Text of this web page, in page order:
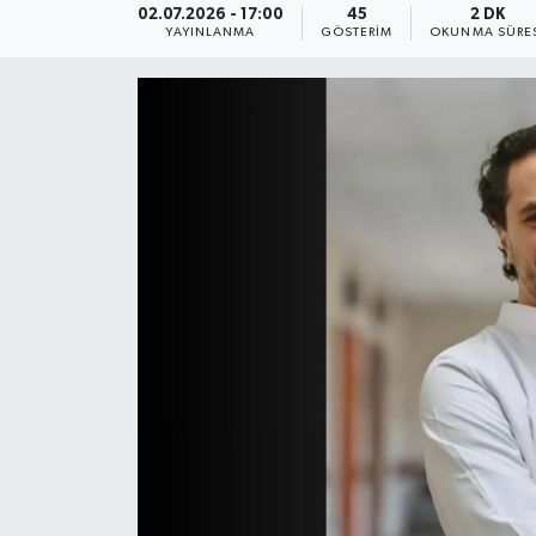
02.07.2026 - 17:00
YAYINLANMA
45
GÖSTERIM
2 DK
OKUNMA